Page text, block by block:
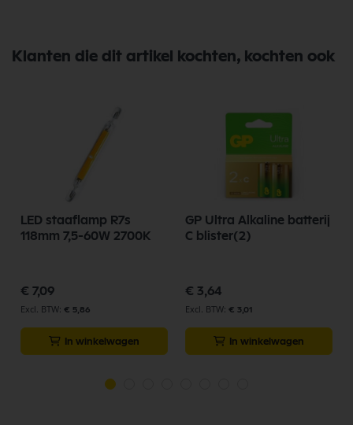
Klanten die dit artikel kochten, kochten ook
LED staaflamp R7s
118mm 7,5-60W 2700K
€ 7,09
€ 5,86
In winkelwagen
GP Ultra Alkaline batterij
C blister(2)
€ 3,64
€ 3,01
In winkelwagen